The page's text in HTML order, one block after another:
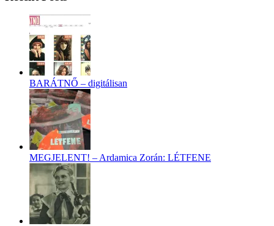
BARÁTNŐ – digitálisan
MEGJELENT! – Ardamica Zorán: LÉTFENE